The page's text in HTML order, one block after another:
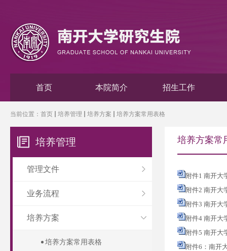
首页 本院简介 招生工作
当前位置： 首页 培养管理 培养方案 培养方案常用表格
培养管理
管理文件
业务流程
培养方案
培养方案常用表格
培养方案常
附件1 南开大
附件2 南开大
附件3 南开大
附件4 南开大
附件5 南开大
附件6：南开